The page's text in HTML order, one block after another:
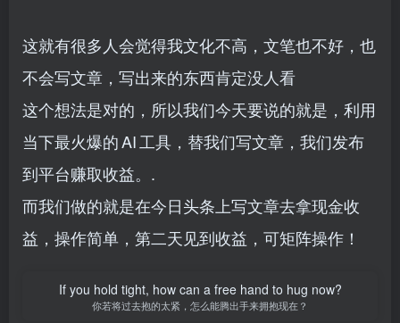
这就有很多人会觉得我文化不高，文笔也不好，也
不会写文章，写出来的东西肯定没人看
这个想法是对的，所以我们今天要说的就是，利用
当下最火爆的 AI 工具，替我们写文章，我们发布
到平台赚取收益。.
而我们做的就是在今日头条上写文章去拿现金收
益，操作简单，第二天见到收益，可矩阵操作！
If you hold tight, how can a free hand to hug now?
你若将过去抱的太紧，怎么能腾出手来拥抱现在？